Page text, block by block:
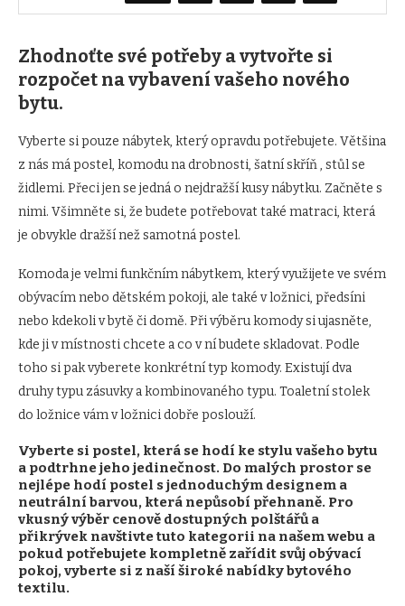
Zhodnoťte své potřeby a vytvořte si
rozpočet na vybavení vašeho nového
bytu.
Vyberte si pouze nábytek, který opravdu potřebujete. Většina
z nás má postel, komodu na drobnosti, šatní skříň , stůl se
židlemi. Přeci jen se jedná o nejdražší kusy nábytku. Začněte s
nimi. Všimněte si, že budete potřebovat také matraci, která
je obvykle dražší než samotná postel.
Komoda je velmi funkčním nábytkem, který využijete ve svém
obývacím nebo dětském pokoji, ale také v ložnici, předsíni
nebo kdekoli v bytě či domě. Při výběru komody si ujasněte,
kde ji v místnosti chcete a co v ní budete skladovat. Podle
toho si pak vyberete konkrétní typ komody. Existují dva
druhy typu zásuvky a kombinovaného typu. Toaletní stolek
do ložnice vám v ložnici dobře poslouží.
Vyberte si postel, která se hodí ke stylu vašeho bytu
a podtrhne jeho jedinečnost. Do malých prostor se
nejlépe hodí postel s jednoduchým designem a
neutrální barvou, která nepůsobí přehnaně. Pro
vkusný výběr cenově dostupných polštářů a
přikrývek navštivte tuto kategorii na našem webu a
pokud potřebujete kompletně zařídit svůj obývací
pokoj, vyberte si z naší široké nabídky bytového
textilu.